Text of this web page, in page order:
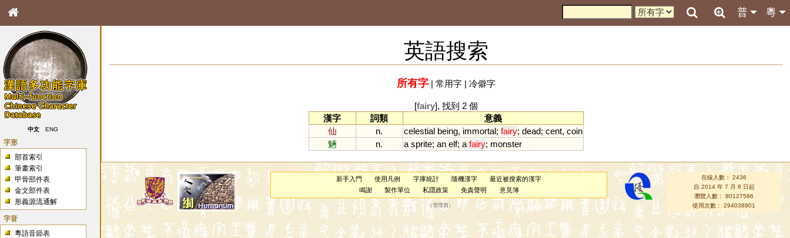
粵
普
中文 ENG
字形
部首索引
筆畫索引
甲骨部件表
金文部件表
形義源流通解
字音
粵語音節表
英語搜索
所有字| 常用字| 冷僻字
[fairy], 找到 2 個
漢字
詞類
意義
仙
n. celestial being, immortal; fairy; dead; cent, coin
魎
n. a sprite; an elf; a fairy; monster
新手入門 使用凡例 字庫統計 隨機漢字
最近被搜索的漢字
鳴謝
製作單位 私隱政策 免責聲明 意見簿
（管理員 ）
在線人數： 2436
自 2014 年 7 月 8 日起
瀏覽人數： 80127586
使用次數： 294038901